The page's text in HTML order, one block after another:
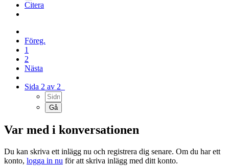
Citera
Föreg.
1
2
Nästa
Sida 2 av 2
Var med i konversationen
Du kan skriva ett inlägg nu och registrera dig senare. Om du har ett
konto, logga in nu för att skriva inlägg med ditt konto.